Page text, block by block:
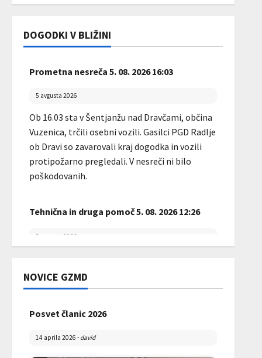
DOGODKI V BLIŽINI
Prometna nesreča 5. 08. 2026 16:03
5 avgusta 2026
Ob 16.03 sta v Šentjanžu nad Dravčami, občina
Vuzenica, trčili osebni vozili. Gasilci PGD Radlje
ob Dravi so zavarovali kraj dogodka in vozili
protipožarno pregledali. V nesreči ni bilo
poškodovanih.
Tehnična in druga pomoč 5. 08. 2026 12:26
5 avgusta 2026
Dravi, gasilci PGD Radlje ob Dravi zavarovali
kraj pristanka helikopterja SV z ekipo HNMP
obolele osebe do helikopterja. Obolela oseba
NOVICE GZMD
Posvet članic 2026
14 aprila 2026 - david